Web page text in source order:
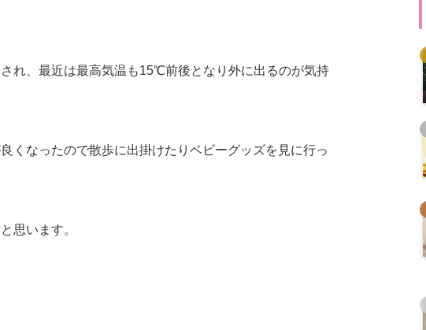
れ、最近は最高気温も15℃前後となり外に出るのが気持
くなったので散歩に出掛けたりベビーグッズを見に行っ
思います。